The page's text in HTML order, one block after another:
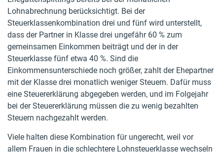
Lohnabrechnung berücksichtigt. Bei der
Steuerklassenkombination drei und fünf wird unterstellt,
dass der Partner in Klasse drei ungefähr 60 % zum
gemeinsamen Einkommen beiträgt und der in der
Steuerklasse fünf etwa 40 %. Sind die
Einkommensunterschiede noch größer, zahlt der Ehepartner
mit der Klasse drei monatlich weniger Steuern. Dafür muss
eine Steuererklärung abgegeben werden, und im Folgejahr
bei der Steuererklärung müssen die zu wenig bezahlten
Steuern nachgezahlt werden.
Viele halten diese Kombination für ungerecht, weil vor
allem Frauen in die schlechtere Lohnsteuerklasse wechseln